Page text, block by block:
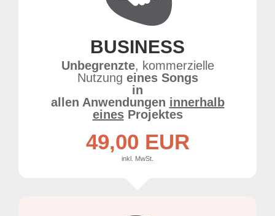
BUSINESS
Unbegrenzte, kommerzielle
Nutzung eines Songs
in
allen Anwendungen innerhalb
einesProjektes
49,00 EUR
inkl. MwSt.